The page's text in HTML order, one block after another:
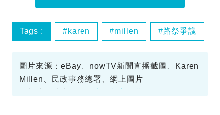
Tags : karen millen 路祭爭議
圖片來源：eBay、nowTV新聞直播截圖、Karen
Millen、民政事務總署、網上圖片